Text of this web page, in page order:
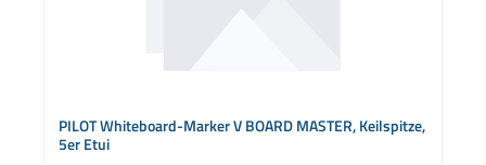
PILOT Whiteboard-Marker V BOARD MASTER, Keilspitze,
5er Etui